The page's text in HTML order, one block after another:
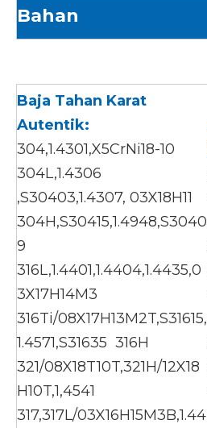
Bahan
Baja Tahan Karat
Autentik:
304,1.4301,X5CrNi18-10
304L,1.4306
,S30403,1.4307, 03X18H11
304H,S30415,1.4948,S3040
9
316L,1.4401,1.4404,1.4435,0
3X17H14M3
316Ti/08X17H13M2T,S31615,
1.4571,S31635 316H
321/08X18T10T,321H/12X18
H10T,1,4541
317,317L/03X16H15M3B,1.44